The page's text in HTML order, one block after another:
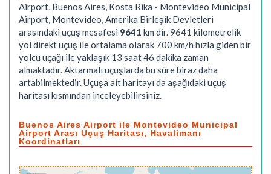
Airport, Buenos Aires, Kosta Rika - Montevideo Municipal
Airport, Montevideo, Amerika Birleşik Devletleri
arasındaki uçuş mesafesi 9641 km dir. 9641 kilometrelik
yol direkt uçuş ile ortalama olarak 700 km/h hızla giden bir
yolcu uçağı ile yaklaşık 13 saat 46 dakika zaman
almaktadır. Aktarmalı uçuşlarda bu süre biraz daha
artabilmektedir. Uçuşa ait haritayı da aşağıdaki uçuş
haritası kısmından inceleyebilirsiniz.
Buenos Aires Airport ile Montevideo Municipal
Airport Arası Uçuş Haritası, Havalimanı
Koordinatları